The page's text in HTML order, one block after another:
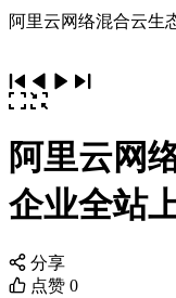
阿里云网络混合云生
阿里云网
企业全站
分享
点赞 0